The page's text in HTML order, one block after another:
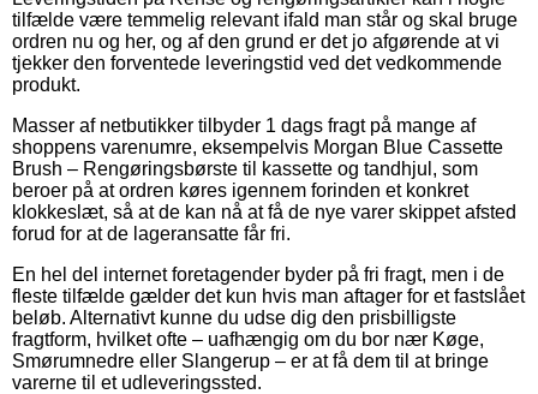
tilfælde være temmelig relevant ifald man står og skal bruge
ordren nu og her, og af den grund er det jo afgørende at vi
tjekker den forventede leveringstid ved det vedkommende
produkt.
Masser af netbutikker tilbyder 1 dags fragt på mange af
shoppens varenumre, eksempelvis Morgan Blue Cassette
Brush – Rengøringsbørste til kassette og tandhjul, som
beroer på at ordren køres igennem forinden et konkret
klokkeslæt, så at de kan nå at få de nye varer skippet afsted
forud for at de lageransatte får fri.
En hel del internet foretagender byder på fri fragt, men i de
fleste tilfælde gælder det kun hvis man aftager for et fastslået
beløb. Alternativt kunne du udse dig den prisbilligste
fragtform, hvilket ofte – uafhængig om du bor nær Køge,
Smørumnedre eller Slangerup – er at få dem til at bringe
varerne til et udleveringssted.